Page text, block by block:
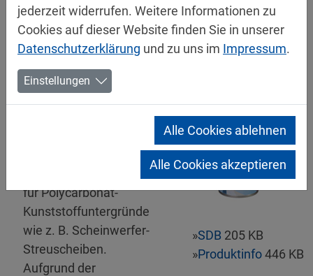
für Polycarbonat-
Kunststoffuntergründe
wie z. B. Scheinwerfer-
Streuscheiben.
Aufgrund der
»SDB 205 KB
»Produktinfo446 KB
jederzeit widerrufen. Weitere Informationen zu
Cookies auf dieser Website finden Sie in unserer
Datenschutzerklärung und zu uns im Impressum.
Einstellungen
Alle Cookies ablehnen
Alle Cookies akzeptieren